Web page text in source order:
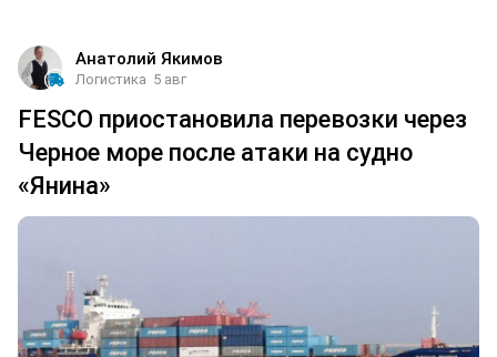
Анатолий Якимов
Логистика 5 авг
FESCO приостановила перевозки через
Черное море после атаки на судно
«Янина»